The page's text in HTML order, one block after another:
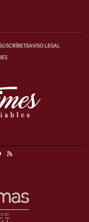
AVISO LEGAL
RSS